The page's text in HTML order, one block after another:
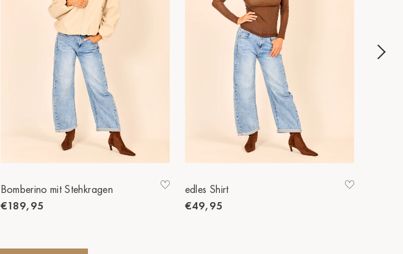
Bomberino mit Stehkragen
€189,95
edles Shirt
€49,95